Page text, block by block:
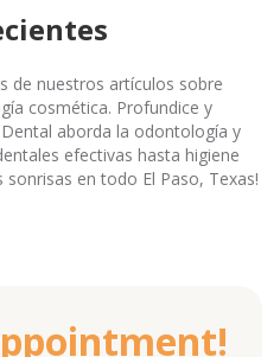
de nuestros artículos sobre
cosmética. Profundice y
aborda la odontología y
efectivas hasta higiene
sonrisas en todo El Paso, Texas!